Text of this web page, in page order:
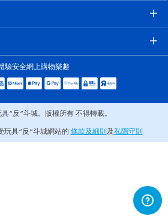
系列
驗安全網上購物樂趣
“反”斗城。版權所有 不得轉載。
玩具“反”斗城網站的 條款及細則 及私隱守則